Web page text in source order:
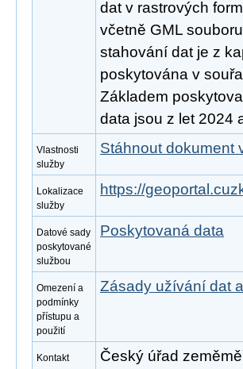
dat v rastrových
včetně GML
stahování dat je z
poskytována v
Základem
data jsou z let 2024
Vlastnosti
služby
Stáhnout dokument
Lokalizace
služby
https://
Datové sady
poskytované
službou
Poskytovaná data
Omezení a
podmínky
přístupu a
použití
Zásady užívání dat
Kontakt
Český úřad